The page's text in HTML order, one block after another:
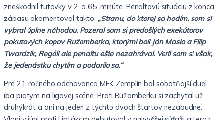
zneškodnil tutovky v 2. a 65. minúte. Penaltovú situáciu z konca
zápasu okomentoval takto: „Stranu, do ktorej sa hodím, som si
vybral úplne náhodou. Pozeral som si predošlých exekútorov
pokutových kopov Ružomberka, ktorými boli Ján Maslo a Filip
Twardzik, Regáli ale penaltu ešte nezahrával. Veril som si však,
že jedenástku chytím a podarilo sa.“
Pre 21-ročného odchovanca MFK Zemplín bol sobotňajší duel
iba piatym na ligovej scéne. Proti Ružomberku si zachytal už
druhýkrát a ani na jeden z týchto dvoch štartov nezabudne.